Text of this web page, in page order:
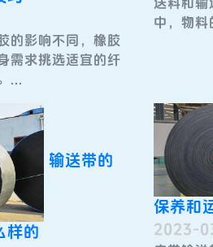
的影响不同，橡胶
需求挑选适宜的纤
...
送料和输
中，物
输送带的
样的
保养和
2023-